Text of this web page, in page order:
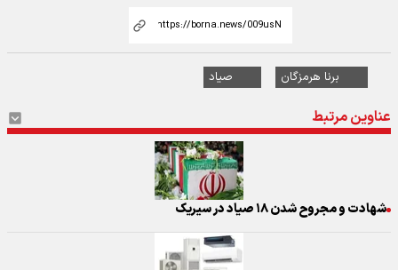
برنا هرمزگان صیاد
عناوین مرتبط
شهادت و مجروح شدن ۱۸ صیاد در سیریک